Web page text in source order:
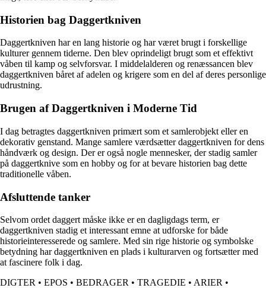
Historien bag Daggertkniven
Daggertkniven har en lang historie og har været brugt i forskellige
kulturer gennem tiderne. Den blev oprindeligt brugt som et effektivt
våben til kamp og selvforsvar. I middelalderen og renæssancen blev
daggertkniven båret af adelen og krigere som en del af deres personlige
udrustning.
Brugen af Daggertkniven i Moderne Tid
I dag betragtes daggertkniven primært som et samlerobjekt eller en
dekorativ genstand. Mange samlere værdsætter daggertkniven for dens
håndværk og design. Der er også nogle mennesker, der stadig samler
på daggertknive som en hobby og for at bevare historien bag dette
traditionelle våben.
Afsluttende tanker
Selvom ordet daggert måske ikke er en dagligdags term, er
daggertkniven stadig et interessant emne at udforske for både
historieinteresserede og samlere. Med sin rige historie og symbolske
betydning har daggertkniven en plads i kulturarven og fortsætter med
at fascinere folk i dag.
DIGTER • EPOS • BEDRAGER • TRAGEDIE • ARIER •